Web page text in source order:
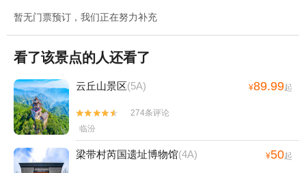
暂无门票预订，我们正在努力补充
看了该景点的人还看了
云丘山景区(5A) ¥89.99起


274条评论
临汾
梁带村芮国遗址博物馆(4A) ¥50起